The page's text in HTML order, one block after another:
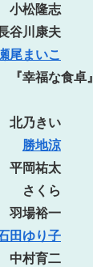
小松隆志
谷川康夫
尾まいこ
『幸福な食卓』
北乃きい
勝地涼
平岡祐太
　さくら
羽場裕一
田ゆり子
中村育二